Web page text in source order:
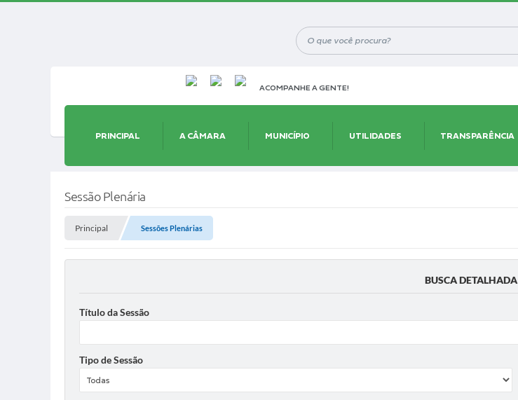
ACOMPANHE A GENTE!
PRINCIPAL A CÂMARA MUNICÍPIO UTILIDADES TRANSPARÊNCIA
Sessão Plenária
Principal Sessões Plenárias
BUSCA DETALHADA
Título da Sessão
Tipo de Sessão